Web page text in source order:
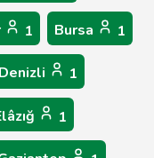
1 Bursa 1
Denizli 1
1